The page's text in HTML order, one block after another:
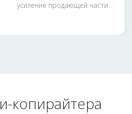
усиление продающей части.
копирайтера